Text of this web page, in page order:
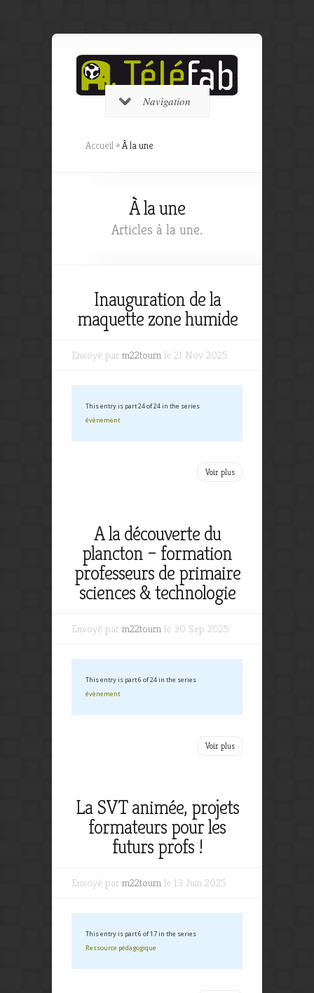
Navigation
Accueil »À la une
À la une
Articles à la une.
Inauguration de la
maquette zone humide
Envoyé par m22tourn le 21 Nov 2025
This entry is part 24 of 24 in the series
évènement
Voir plus
A la découverte du
plancton – formation
professeurs de primaire
sciences & technologie
Envoyé par m22tourn le 30 Sep 2025
This entry is part 6 of 24 in the series
évènement
Voir plus
La SVT animée, projets
formateurs pour les
futurs profs !
Envoyé par m22tourn le 13 Juin 2025
This entry is part 6 of 17 in the series
Ressource pédagogique